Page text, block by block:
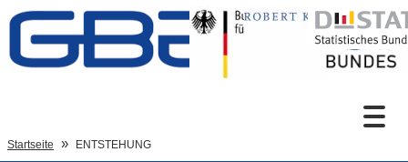
Zum Inhalt
Startseite ENTSTEHUNG